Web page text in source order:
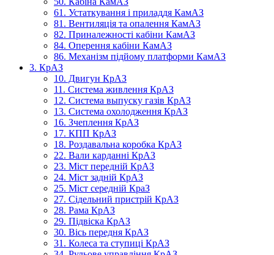
61. Устаткування і приладдя КамАЗ
81. Вентиляція та опалення КамАЗ
82. Приналежності кабіни КамАЗ
84. Оперення кабіни КамАЗ
86. Механізм підйому платформи КамАЗ
3. КрАЗ
10. Двигун КрАЗ
11. Система живлення КрАЗ
12. Система выпуску газів КрАЗ
13. Система охолодження КрАЗ
16. Зчеплення КрАЗ
17. КПП КрАЗ
18. Роздавальна коробка КрАЗ
22. Вали карданні КрАЗ
23. Міст передній КрАЗ
24. Міст задній КрАЗ
25. Міст середній КраЗ
27. Сідельний пристрій КрАЗ
28. Рама КрАЗ
29. Підвіска КрАЗ
30. Вісь передня КрАЗ
31. Колеса та ступиці КрАЗ